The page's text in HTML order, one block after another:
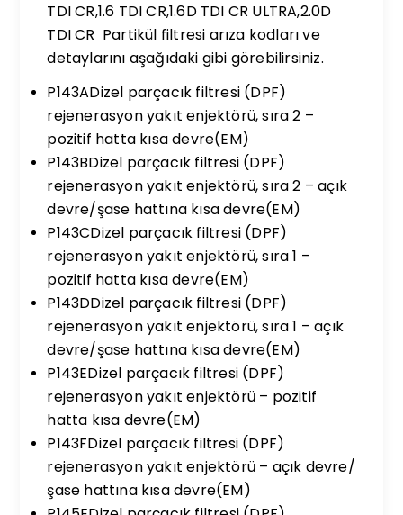
TDI CR,1.6 TDI CR,1.6D TDI CR ULTRA,2.0D
TDI CR Partikül filtresi arıza kodları ve
detaylarını aşağıdaki gibi görebilirsiniz.
P143ADizel parçacık filtresi (DPF)
rejenerasyon yakıt enjektörü, sıra 2 –
pozitif hatta kısa devre(EM)
P143BDizel parçacık filtresi (DPF)
rejenerasyon yakıt enjektörü, sıra 2 – açık
devre/şase hattına kısa devre(EM)
P143CDizel parçacık filtresi (DPF)
rejenerasyon yakıt enjektörü, sıra 1 –
pozitif hatta kısa devre(EM)
P143DDizel parçacık filtresi (DPF)
rejenerasyon yakıt enjektörü, sıra 1 – açık
devre/şase hattına kısa devre(EM)
P143EDizel parçacık filtresi (DPF)
rejenerasyon yakıt enjektörü – pozitif
hatta kısa devre(EM)
P143FDizel parçacık filtresi (DPF)
rejenerasyon yakıt enjektörü – açık devre/
şase hattına kısa devre(EM)